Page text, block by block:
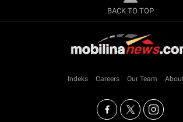
BACK TO TOP
Indeks Careers Our Team